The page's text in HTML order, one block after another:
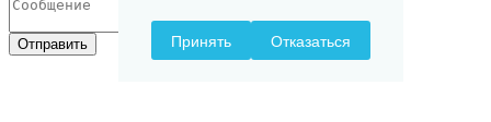
Отправить Принять Отказаться